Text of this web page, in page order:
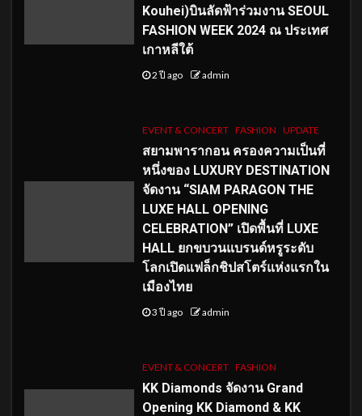
Kouhei)บินลัดฟ้าร่วมงาน SEOUL
FASHION WEEK 2024 ณ ประเทศ
เกาหลีใต้
2 ปี ago admin
EVENT & CONCERT FASHION UPDATE
สยามพารากอน ครองความเป็นที่
หนึ่งของ LUXURY DESTINATION
จัดงาน “SIAM PARAGON THE
LUXE HALL OPENING
CELEBRATION” เปิดพื้นที่ LUXE
HALL ยกขบวนแบรนด์หรูระดับ
โลกเปิดแฟล็กชิปสโตร์แห่งแรกใน
เมืองไทย
3 ปี ago admin
EVENT & CONCERT FASHION
KK Diamonds จัดงาน Grand
Opening KK Diamond & KK